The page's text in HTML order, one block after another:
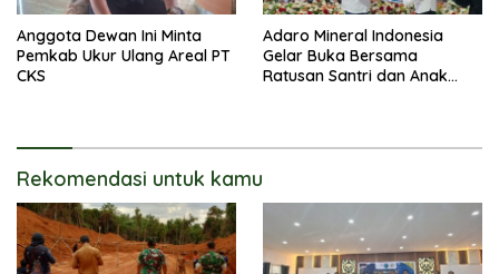
Anggota Dewan Ini Minta
Pemkab Ukur Ulang Areal PT
CKS
Adaro Mineral Indonesia
Gelar Buka Bersama
Ratusan Santri dan Anak
Rekomendasi untuk kamu